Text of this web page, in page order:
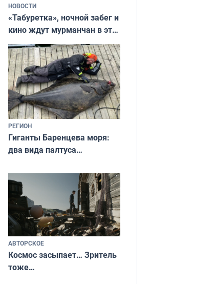
НОВОСТИ
«Табуретка», ночной забег и
кино ждут мурманчан в эти
выходные
РЕГИОН
Гиганты Баренцева моря:
два вида палтуса
АВТОРСКОЕ
Космос засыпает… Зритель
тоже…